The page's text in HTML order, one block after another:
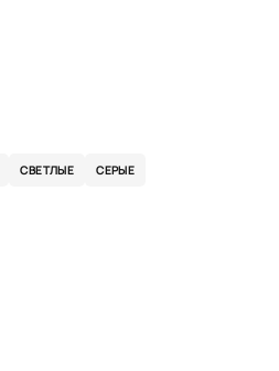
СВЕТЛЫЕ СЕРЫЕ